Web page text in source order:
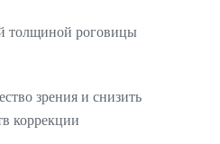
толщиной роговицы
зрения и снизить
коррекции